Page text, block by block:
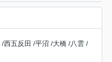
/西五反田 /平沼 /大橋 /八雲 /